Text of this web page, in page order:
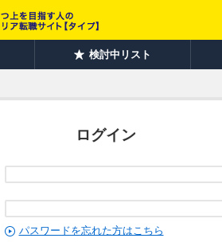
検討中リスト
ログイン
パスワードを忘れた方はこちら